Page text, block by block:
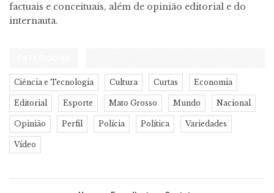
factuais e conceituais, além de opinião editorial e do
internauta.
CATEGORIAS
Ciência e Tecnologia Cultura Curtas Economia
Editorial Esporte Mato Grosso Mundo Nacional
Opinião Perfil Polícia Política Variedades
Vídeo